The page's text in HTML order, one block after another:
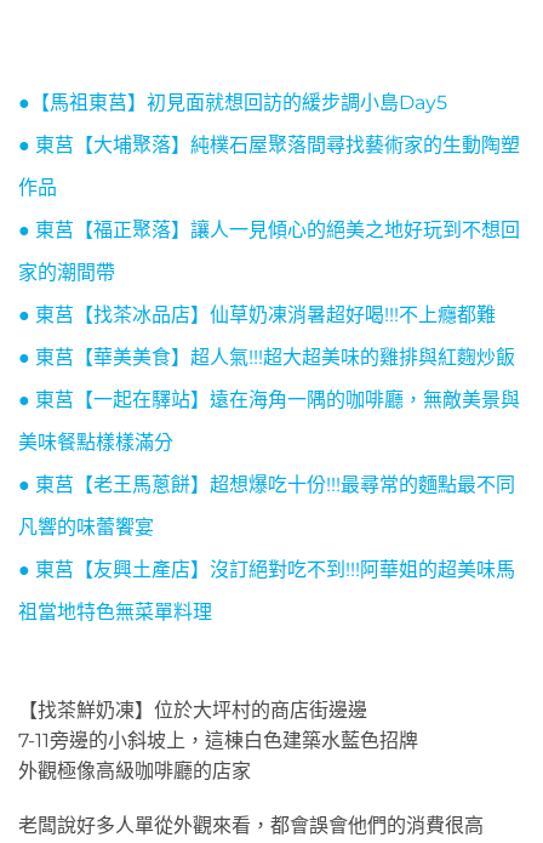
●【馬祖東莒】初見面就想回訪的緩步調小島Day5
● 東莒【大埔聚落】純樸石屋聚落間尋找藝術家的生動陶塑
作品
● 東莒【福正聚落】讓人一見傾心的絕美之地好玩到不想回
家的潮間帶
● 東莒【找茶冰品店】仙草奶凍消暑超好喝!!!不上癮都難
● 東莒【華美美食】超人氣!!!超大超美味的雞排與紅麴炒飯
● 東莒【一起在驛站】遠在海角一隅的咖啡廳，無敵美景與
美味餐點樣樣滿分
● 東莒【老王馬蔥餅】超想爆吃十份!!!最尋常的麵點最不同
凡響的味蕾饗宴
● 東莒【友興土產店】沒訂絕對吃不到!!!阿華姐的超美味馬
祖當地特色無菜單料理
【找茶鮮奶凍】位於大坪村的商店街邊邊
7-11旁邊的小斜坡上，這棟白色建築水藍色招牌
外觀極像高級咖啡廳的店家
老闆說好多人單從外觀來看，都會誤會他們的消費很高